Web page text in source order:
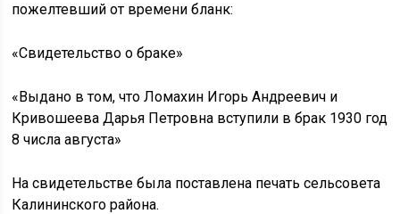
пожелтевший от времени бланк:
«Свидетельство о браке»
«Выдано в том, что Ломахин Игорь Андреевич и
Кривошеева Дарья Петровна вступили в брак 1930 год
8 числа августа»
На свидетельстве была поставлена печать сельсовета
Калининского района.